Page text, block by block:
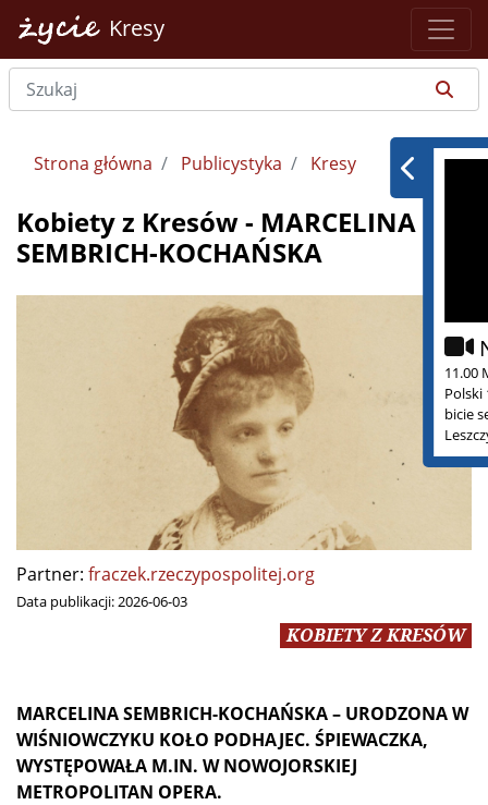
Kresy
11.00
Polski
bicie
Strona główna Publicystyka Kresy
Kobiety z Kresów - MARCELINA
SEMBRICH-KOCHAŃSKA
Partner: fraczek.rzeczypospolitej.org
Data publikacji:2026-06-03
KOBIETY Z KRESÓW
MARCELINA SEMBRICH-KOCHAŃSKA – URODZONA W
WIŚNIOWCZYKU KOŁO PODHAJEC. ŚPIEWACZKA,
WYSTĘPOWAŁA M.IN. W NOWOJORSKIEJ
METROPOLITAN OPERA.